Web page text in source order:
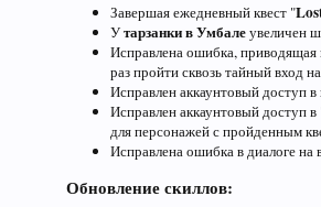
Завершая ежедневный квест "
Утарзанки в Умбалеувеличен
Исправлена ошибка, приводящая
раз пройти сквозь тайный вход
Исправлен аккаунтовый доступ в
Исправлен аккаунтовый доступ в
для персонажей с пройденным
Исправлена ошибка в диалоге на
Обновление скиллов: